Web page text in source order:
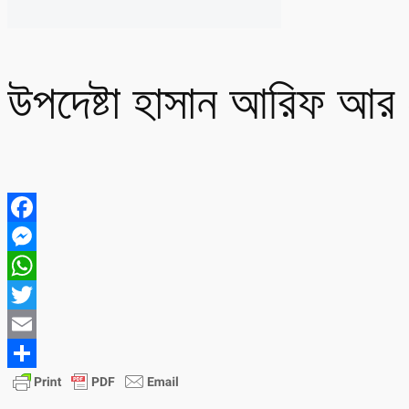
উপদেষ্টা হাসান আরিফ আর
Facebook
Messenger
WhatsApp
Twitter
Email
Share